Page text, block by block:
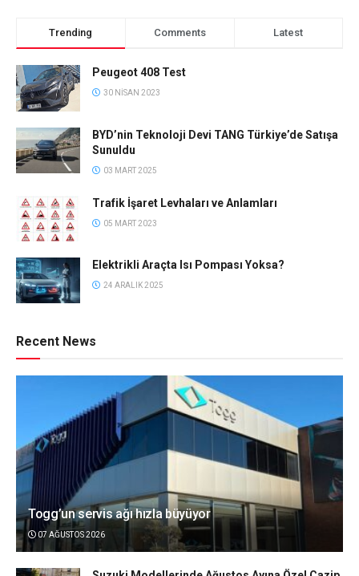
Trending Comments Latest
Peugeot 408 Test
30 NISAN 2023
BYD’nin Teknoloji Devi TANG Türkiye’de Satışa
Sunuldu
03 MART 2025
Trafik İşaret Levhaları ve Anlamları
05 MART 2023
Elektrikli Araçta Isı Pompası Yoksa?
24 ARALIK 2025
Recent News
Togg’un servis ağı hızla büyüyor
07 AĞUSTOS 2026